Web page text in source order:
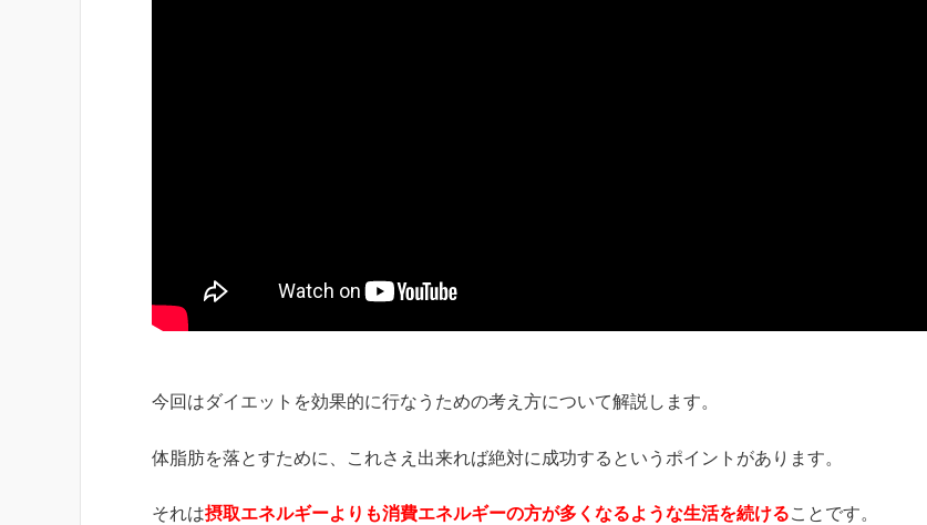
今回はダイエットを効果的に行なうための考え方について解説します。
体脂肪を落とすために、これさえ出来れば絶対に成功するというポイントがあります。
それは摂取エネルギーよりも消費エネルギーの方が多くなるような生活を続けることです。